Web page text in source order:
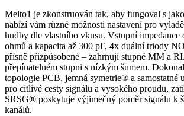
Melto1 je zkonstruován tak, aby fungoval s
nabízí vám různé možnosti nastavení pro
hudby dle vlastního vkusu. Vstupní impedance
ohmů a kapacita až 300 pF, 4x duální triody
přísně přizpůsobené – zahrnují stupně MM a
přepínatelném stupni s nízkým šumem.
topologie PCB, jemná symetrie® a samostatné
pro citlivé cesty signálu a vysokého proudu,
SRSG® poskytuje výjimečný poměr signálu k
kanálů.